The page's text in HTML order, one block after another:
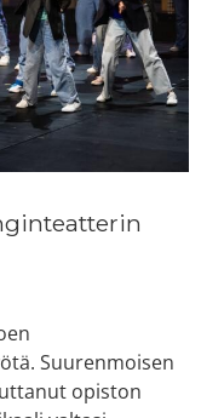
Suurenmoisen
opiston